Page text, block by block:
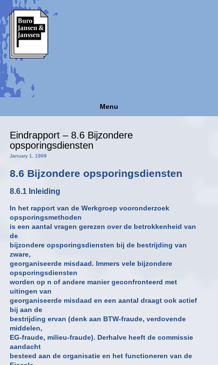
Menu
Eindrapport – 8.6 Bijzondere
opsporingsdiensten
January 1, 1999
8.6 Bijzondere opsporingsdiensten
8.6.1 Inleiding
In het rapport van de Werkgroep vooronderzoek
opsporingsmethoden
is een aantal vragen gerezen over de betrokkenheid van
de
bijzondere opsporingsdiensten bij de bestrijding van
zware,
georganiseerde misdaad. Immers vele bijzondere
opsporingsdiensten
worden op n of andere manier geconfronteerd met
uitingen van
georganiseerde misdaad en een aantal draagt ook actief
bij aan de
bestrijding ervan (denk aan BTW-fraude, verdovende
middelen,
EG-fraude, milieu-fraude). Derhalve heeft de commissie
aandacht
besteed aan de organisatie en het functioneren van de